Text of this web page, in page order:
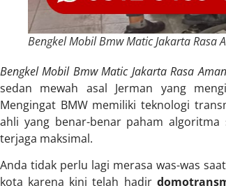
Bengkel Mobil Bmw Matic Jakarta Rasa
Bengkel Mobil Bmw Matic Jakarta Rasa
sedan mewah asal Jerman yang
Mengingat BMW memiliki teknologi
ahli yang benar-benar paham
terjaga maksimal.
Anda tidak perlu lagi merasa was-was
kota karena kini telah hadir